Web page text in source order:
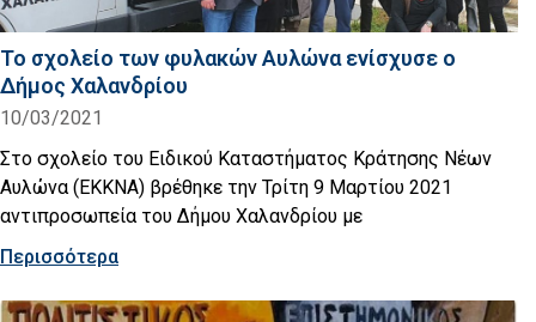
Το σχολείο των φυλακών Αυλώνα ενίσχυσε ο
Δήμος Χαλανδρίου
10/03/2021
Στο σχολείο του Ειδικού Καταστήματος Κράτησης Νέων
Αυλώνα (ΕΚΚΝΑ) βρέθηκε την Τρίτη 9 Μαρτίου 2021
αντιπροσωπεία του Δήμου Χαλανδρίου με
Περισσότερα